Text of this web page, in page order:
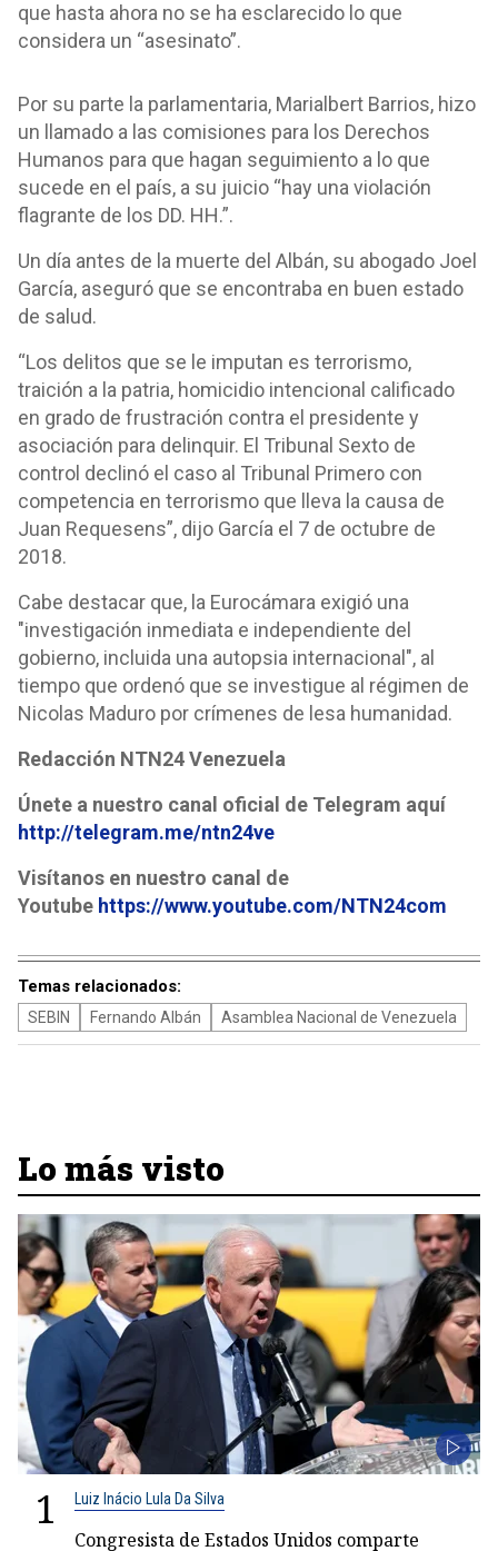
que hasta ahora no se ha esclarecido lo que
considera un “asesinato”.
Por su parte la parlamentaria, Marialbert Barrios, hizo
un llamado a las comisiones para los Derechos
Humanos para que hagan seguimiento a lo que
sucede en el país, a su juicio “hay una violación
flagrante de los DD. HH.”.
Un día antes de la muerte del Albán, su abogado Joel
García, aseguró que se encontraba en buen estado
de salud.
“Los delitos que se le imputan es terrorismo,
traición a la patria, homicidio intencional calificado
en grado de frustración contra el presidente y
asociación para delinquir. El Tribunal Sexto de
control declinó el caso al Tribunal Primero con
competencia en terrorismo que lleva la causa de
Juan Requesens”, dijo García el 7 de octubre de
2018.
Cabe destacar que, la Eurocámara exigió una
"investigación inmediata e independiente del
gobierno, incluida una autopsia internacional", al
tiempo que ordenó que se investigue al régimen de
Nicolas Maduro por crímenes de lesa humanidad.
Redacción NTN24 Venezuela
Únete a nuestro canal oficial de Telegram aquí
http://telegram.me/ntn24ve
Visítanos en nuestro canal de
Youtube https://www.youtube.com/NTN24com
Temas relacionados:
SEBIN Fernando Albán Asamblea Nacional de Venezuela
Lo más visto
1 Luiz Inácio Lula Da Silva
Congresista de Estados Unidos comparte